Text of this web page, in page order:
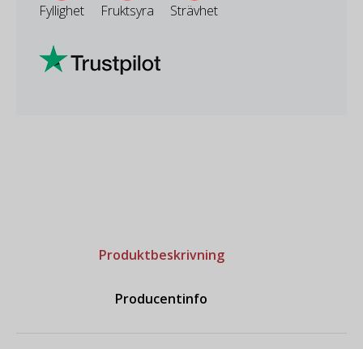
Fyllighet Fruktsyra Strävhet
Produktbeskrivning
Producentinfo